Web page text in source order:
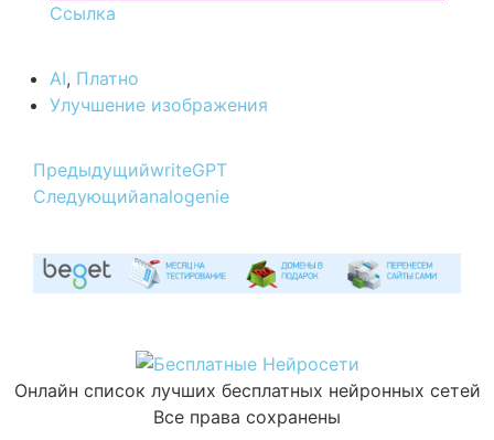
Ссылка
AI, Платно
Улучшение изображения
ПредыдущийwriteGPT
Следующийanalogenie
Онлайн список лучших бесплатных нейронных сетей
Все права сохранены